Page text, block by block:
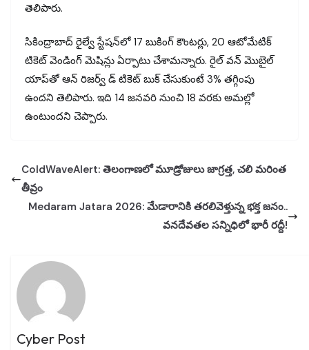
తెలిపారు.
సికింద్రాబాద్ రైల్వే స్టేషన్‌‌‌‌‌‌‌‌‌‌‌‌‌‌‌‌లో 17 బుకింగ్ కౌంటర్లు, 20 ఆటోమేటిక్
టికెట్ వెండింగ్ మెషిన్లు ఏర్పాటు చేశామన్నారు. రైల్ వన్ మొబైల్
యాప్​తో ఆన్ రిజర్వ్ డ్ టికెట్ బుక్ చేసుకుంటే 3% తగ్గింపు
ఉందని తెలిపారు. ఇది 14 జనవరి నుంచి 18 వరకు అమల్లో
ఉంటుందని చెప్పారు.
ColdWaveAlert: తెలంగాణలో మూడ్రోజులు జాగ్రత్త, చలి మరింత
తీవ్రం
Medaram Jatara 2026: మేడారానికి తరలివెళ్తున్న భక్త జనం..
వనదేవతల సన్నిధిలో భారీ రద్దీ!
Cyber Post